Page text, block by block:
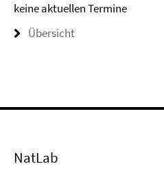
keine aktuellen Termine
Übersicht
NatLab